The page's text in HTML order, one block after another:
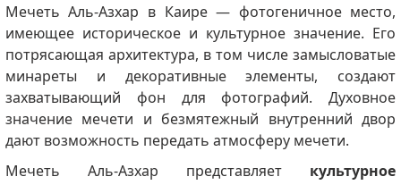
Мечеть Аль-Азхар в Каире — фотогеничное место,
имеющее историческое и культурное значение. Его
потрясающая архитектура, в том числе замысловатые
минареты и декоративные элементы, создают
захватывающий фон для фотографий.Духовное
значение мечети и безмятежный внутренний двор
дают возможность передать атмосферу мечети.
Мечеть Аль-Азхар представляет культурное